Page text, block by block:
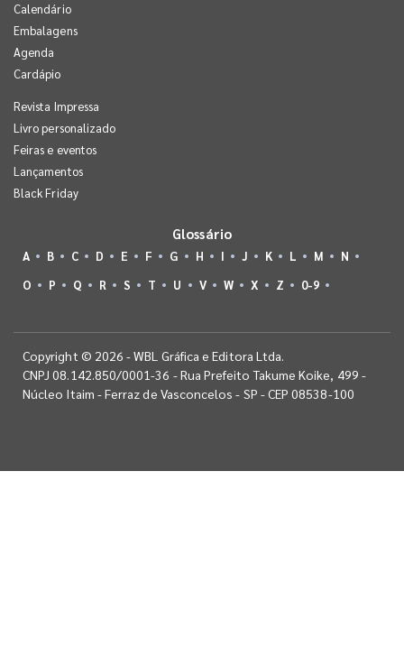
Calendário
Embalagens
Agenda
Cardápio
Revista Impressa
Livro personalizado
Feiras e eventos
Lançamentos
Black Friday
Glossário
A B C D E F G H I J K L M
N
O
P Q R S T U V W X Z 0-9
Copyright © 2026 - WBL Gráfica e Editora Ltda.
CNPJ 08.142.850/0001-36 - Rua Prefeito Takume Koike, 499 -
Núcleo Itaim - Ferraz de Vasconcelos - SP - CEP 08538-100